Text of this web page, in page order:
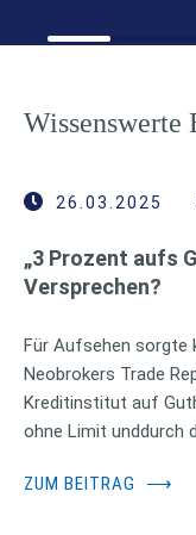
Wissenswerte
26.03.2025
„3 Prozent aufs
Versprechen?
Für Aufsehen sorgte
Neobrokers Trade
Kreditinstitut auf
ohne Limit unddurch
ZUM BEITRAG ⟶